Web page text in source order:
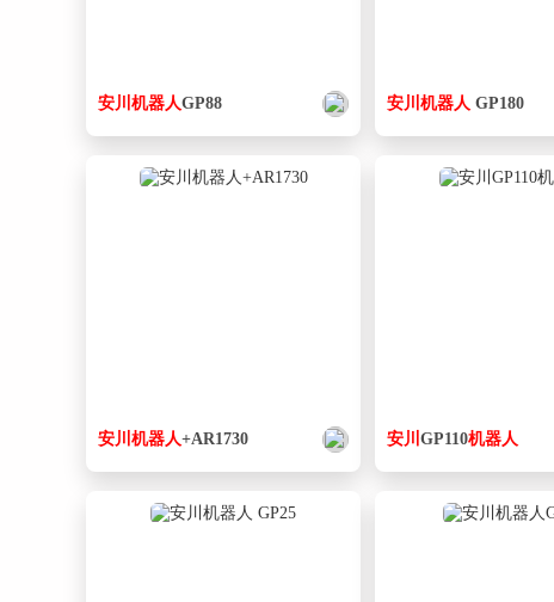
安川 机器人GP88 安川机器人 GP180
安川 机器人+AR1730 安川GP110机器人